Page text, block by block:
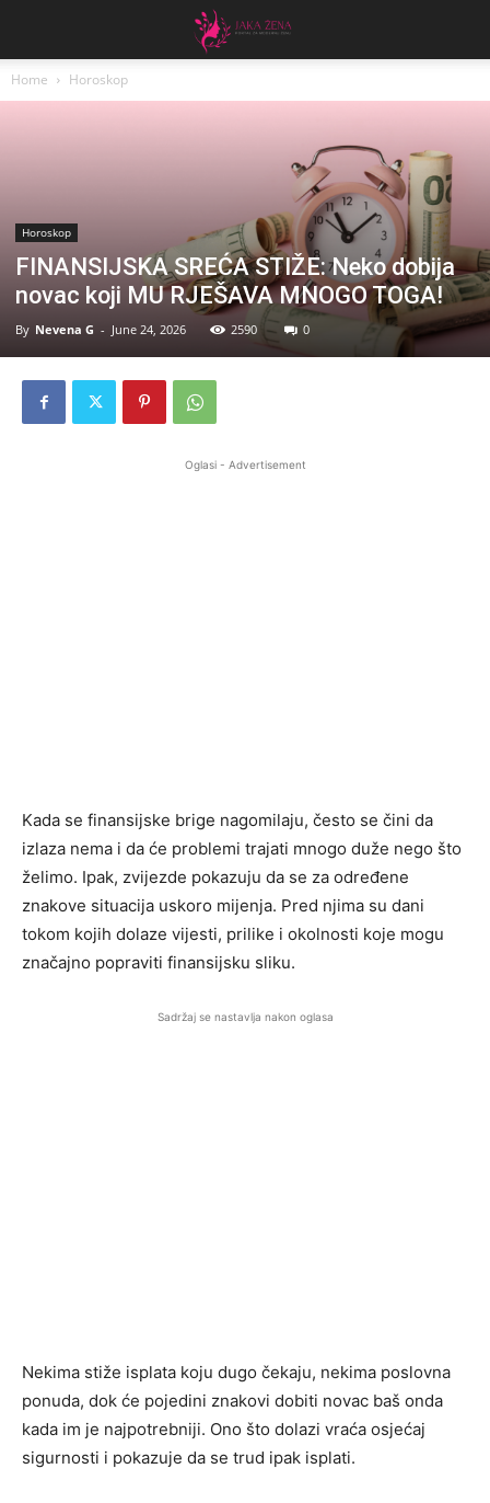
Home Horoskop
Horoskop
FINANSIJSKA SREĆA STIŽE: Neko dobija
novac koji MU RJEŠAVA MNOGO TOGA!
By Nevena G - June 24, 2026 2590 0
Oglasi - Advertisement
Kada se finansijske brige nagomilaju, često se čini da
izlaza nema i da će problemi trajati mnogo duže nego što
želimo. Ipak, zvijezde pokazuju da se za određene
znakove situacija uskoro mijenja. Pred njima su dani
tokom kojih dolaze vijesti, prilike i okolnosti koje mogu
značajno popraviti finansijsku sliku.
Sadržaj se nastavlja nakon oglasa
Nekima stiže isplata koju dugo čekaju, nekima poslovna
ponuda, dok će pojedini znakovi dobiti novac baš onda
kada im je najpotrebniji. Ono što dolazi vraća osjećaj
sigurnosti i pokazuje da se trud ipak isplati.